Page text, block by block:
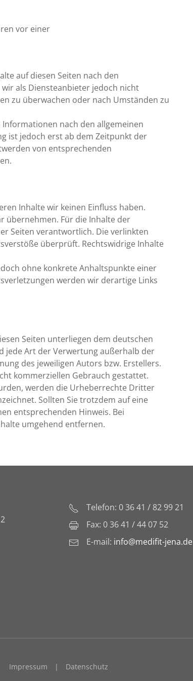
vor einer
auf diesen Seiten nach den
wir als Diensteanbieter jedoch nicht
zu überwachen oder nach Umständen zu
nach den allgemeinen
ist jedoch erst ab dem Zeitpunkt der
von entsprechenden
Inhalte wir keinen Einfluss haben.
übernehmen. Für die Inhalte der
Seiten verantwortlich. Die verlinkten
überprüft. Rechtswidrige Inhalte
ohne konkrete Anhaltspunkte einer
werden wir derartige Links
Seiten unterliegen dem deutschen
jede Art der Verwertung außerhalb der
des jeweiligen Autors bzw. Erstellers.
kommerziellen Gebrauch gestattet.
werden die Urheberrechte Dritter
Sollten Sie trotzdem auf eine
entsprechenden Hinweis. Bei
umgehend entfernen.
Telefon: 0 36 41 / 82 99 21
Fax: 0 36 41 / 44 07 52
E-mail: info@medifit-jena.de
Impressum | Datenschutz